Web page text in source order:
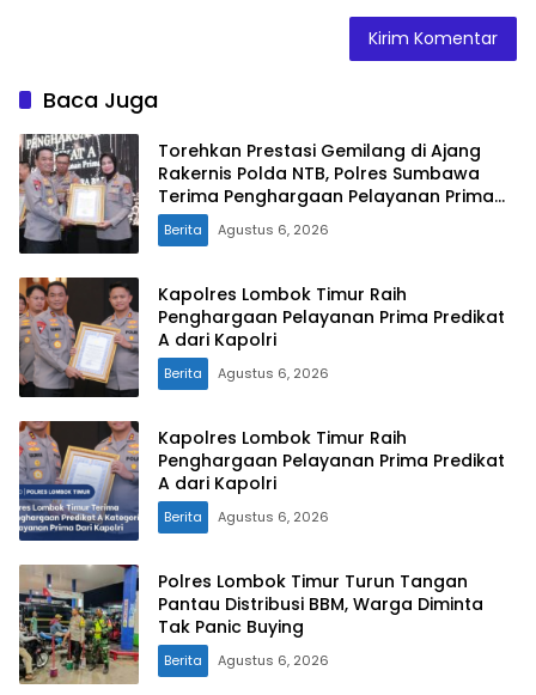
Baca Juga
Torehkan Prestasi Gemilang di Ajang
Rakernis Polda NTB, Polres Sumbawa
Terima Penghargaan Pelayanan Prima
Kapolri
Berita Agustus 6, 2026
Kapolres Lombok Timur Raih
Penghargaan Pelayanan Prima Predikat
A dari Kapolri
Berita Agustus 6, 2026
Kapolres Lombok Timur Raih
Penghargaan Pelayanan Prima Predikat
A dari Kapolri
Berita Agustus 6, 2026
Polres Lombok Timur Turun Tangan
Pantau Distribusi BBM, Warga Diminta
Tak Panic Buying
Berita Agustus 6, 2026